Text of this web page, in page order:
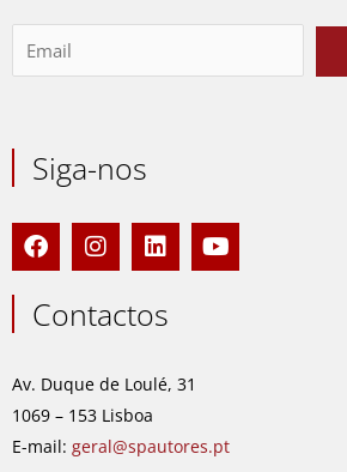
Siga-nos
F
a
c
e
b
o
k
I
n
s
t
a
r
a
m
L
i
n
k
e
i
n
Y
o
u
Contactos
Av. Duque de Loulé, 31
1069 – 153 Lisboa
E-mail: geral@spautores.pt